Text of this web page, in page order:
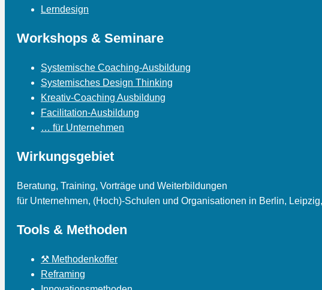
Lerndesign
Workshops & Seminare
Systemische Coaching-Ausbildung
Systemisches Design Thinking
Kreativ-Coaching Ausbildung
Facilitation-Ausbildung
… für Unternehmen
Wirkungsgebiet
Beratung, Training, Vorträge und Weiterbildungen
für Unternehmen, (Hoch)-Schulen und Organisationen in Berlin,
Tools & Methoden
⚒ Methodenkoffer
Reframing